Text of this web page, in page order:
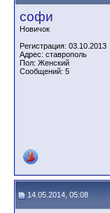
софи
Новичок
Регистрация: 03.10.2013
Адрес: ставрополь
Пол: Женский
Сообщений: 5
14.05.2014, 05:08